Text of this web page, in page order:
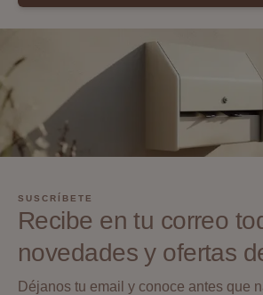
SUSCRÍBETE
Recibe en tu correo
novedades y ofertas
Déjanos tu email y conoce antes que